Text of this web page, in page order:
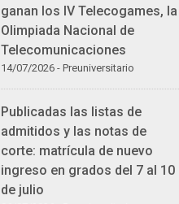
ganan los IV Telecogames, la
Olimpiada Nacional de
Telecomunicaciones
14/07/2026 - Preuniversitario
Publicadas las listas de
admitidos y las notas de
corte: matrícula de nuevo
ingreso en grados del 7 al 10
de julio